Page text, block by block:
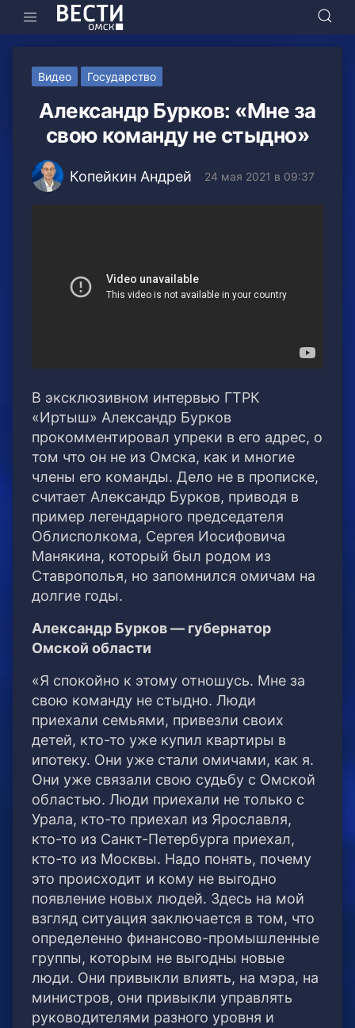
Видео Государство
Александр Бурков: «Мне за
свою команду не стыдно»
Копейкин Андрей 24 мая 2021 в 09:37
В эксклюзивном интервью ГТРК
«Иртыш» Александр Бурков
прокомментировал упреки в его адрес, о
том что он не из Омска, как и многие
члены его команды. Дело не в прописке,
считает Александр Бурков, приводя в
пример легендарного председателя
Облисполкома, Сергея Иосифовича
Манякина, который был родом из
Ставрополья, но запомнился омичам на
долгие годы.
Александр Бурков — губернатор
Омской области
«Я спокойно к этому отношусь. Мне за
свою команду не стыдно. Люди
приехали семьями, привезли своих
детей, кто-то уже купил квартиры в
ипотеку. Они уже стали омичами, как я.
Они уже связали свою судьбу с Омской
областью. Люди приехали не только с
Урала, кто-то приехал из Ярославля,
кто-то из Санкт-Петербурга приехал,
кто-то из Москвы. Надо понять, почему
это происходит и кому не выгодно
появление новых людей. Здесь на мой
взгляд ситуация заключается в том, что
определенно финансово-промышленные
группы, которым не выгодны новые
люди. Они привыкли влиять, на мэра, на
министров, они привыкли управлять
руководителями разного уровня и